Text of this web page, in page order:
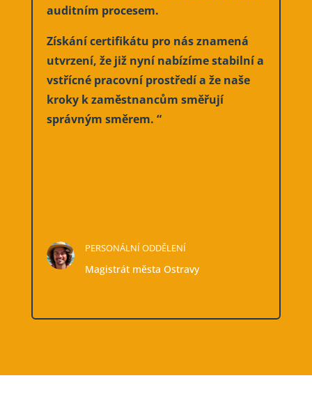
auditním procesem.
Získání certifikátu pro nás znamená
utvrzení, že již nyní nabízíme stabilní a
vstřícné pracovní prostředí a že naše
kroky k zaměstnancům směřují
správným směrem. “
PERSONÁLNÍ ODDĚLENÍ
Magistrát města Ostravy